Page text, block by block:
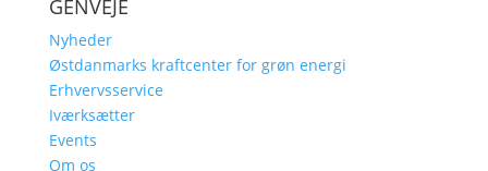
GENVEJE
Nyheder
Østdanmarks kraftcenter for grøn energi
Erhvervsservice
Iværksætter
Events
Om os